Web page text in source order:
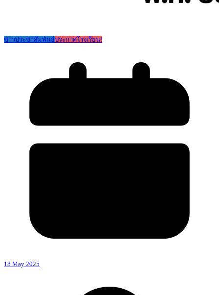
ข่าวประชาสัมพันธ์ประกาศโรงเรียน!
18 May 2025